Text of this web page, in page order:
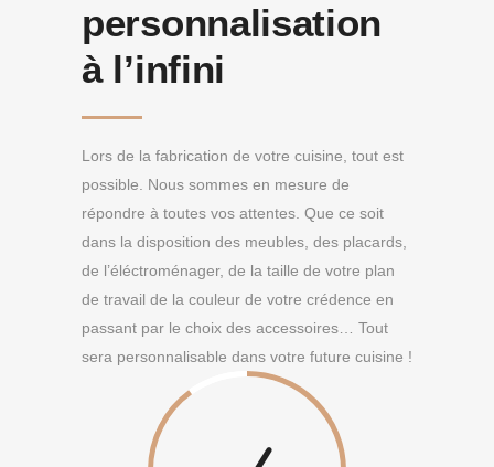
personnalisation
à l’infini
Lors de la fabrication de votre cuisine, tout est
possible. Nous sommes en mesure de
répondre à toutes vos attentes. Que ce soit
dans la disposition des meubles, des placards,
de l’éléctroménager, de la taille de votre plan
de travail de la couleur de votre crédence en
passant par le choix des accessoires… Tout
sera personnalisable dans votre future cuisine !